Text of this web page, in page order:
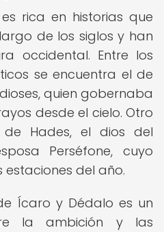
rica en historias que
de los siglos y han
occidental. Entre los
se encuentra el de
quien gobernaba
desde el cielo. Otro
Hades, el dios del
Perséfone, cuyo
del año.
Ícaro y Dédalo es un
la ambición y las